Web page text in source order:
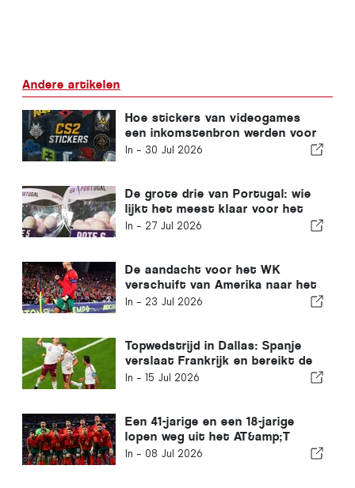
Andere artikelen
Hoe stickers van videogames
een inkomstenbron werden voor
esports-teams
In - 30 Jul 2026
De grote drie van Portugal: wie
lijkt het meest klaar voor het
nieuwe seizoen?
In - 27 Jul 2026
De aandacht voor het WK
verschuift van Amerika naar het
Iberisch Schiereiland
In - 23 Jul 2026
Topwedstrijd in Dallas: Spanje
verslaat Frankrijk en bereikt de
WK-finale
In - 15 Jul 2026
Een 41-jarige en een 18-jarige
lopen weg uit het AT&amp;T
Stadium in Dallas
In - 08 Jul 2026